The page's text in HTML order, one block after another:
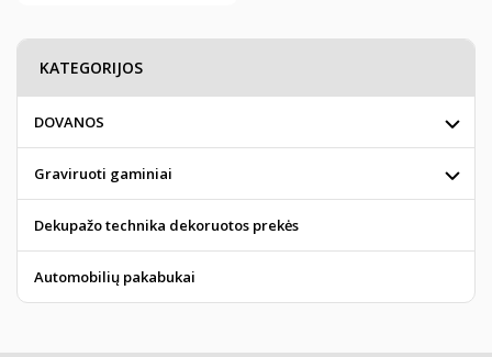
KATEGORIJOS
DOVANOS
Graviruoti gaminiai
Dekupažo technika dekoruotos prekės
Automobilių pakabukai